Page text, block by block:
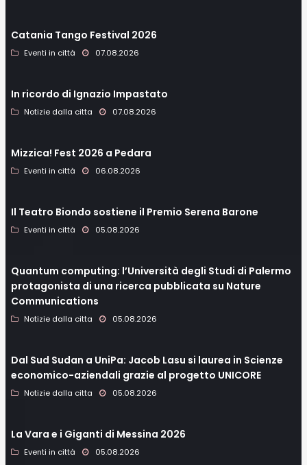
Catania Tango Festival 2026
Eventi in città 07.08.2026
In ricordo di Ignazio Impastato
Notizie dalla citta 07.08.2026
Mizzica! Fest 2026 a Pedara
Eventi in città 06.08.2026
Il Teatro Biondo sostiene il Premio Serena Barone
Eventi in città 05.08.2026
Quantum computing: l’Università degli Studi di Palermo
protagonista di una ricerca pubblicata su Nature
Communications
Notizie dalla citta 05.08.2026
Dal Sud Sudan a UniPa: Jacob Lasu si laurea in Scienze
economico-aziendali grazie al progetto UNICORE
Notizie dalla citta 05.08.2026
La Vara e i Giganti di Messina 2026
Eventi in città 05.08.2026